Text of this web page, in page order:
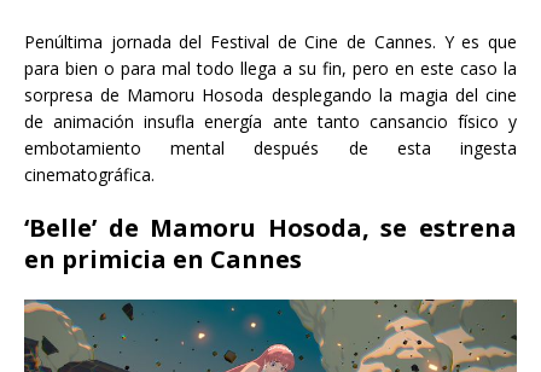
Penúltima jornada del Festival de Cine de Cannes. Y es que
para bien o para mal todo llega a su fin, pero en este caso la
sorpresa de Mamoru Hosoda desplegando la magia del cine
de animación insufla energía ante tanto cansancio físico y
embotamiento mental después de esta ingesta
cinematográfica.
‘Belle’ de Mamoru Hosoda, se estrena
en primicia en Cannes